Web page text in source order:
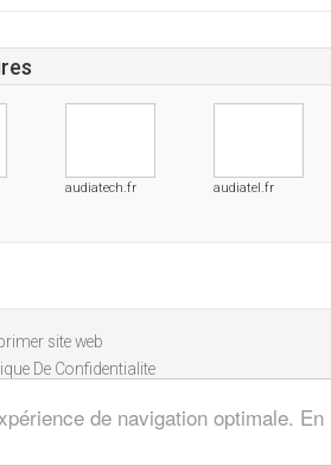
de navigation optimale.
audiatech.fr audiatel.fr
site web
De Confidentialite